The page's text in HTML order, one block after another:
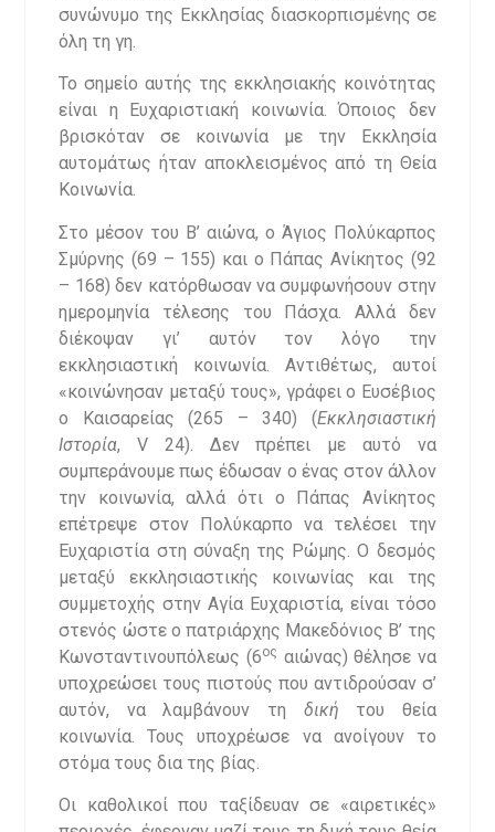
συνώνυμο της Εκκλησίας διασκορπισμένης σε
όλη τη γη.
Το σημείο αυτής της εκκλησιακής κοινότητας
είναι η Ευχαριστιακή κοινωνία. Όποιος δεν
βρισκόταν σε κοινωνία με την Εκκλησία
αυτομάτως ήταν αποκλεισμένος από τη Θεία
Κοινωνία.
Στο μέσον του Β’ αιώνα, ο Άγιος Πολύκαρπος
Σμύρνης (69 – 155) και ο Πάπας Ανίκητος (92
– 168) δεν κατόρθωσαν να συμφωνήσουν στην
ημερομηνία τέλεσης του Πάσχα. Αλλά δεν
διέκοψαν γι’ αυτόν τον λόγο την
εκκλησιαστική κοινωνία. Αντιθέτως, αυτοί
«κοινώνησαν μεταξύ τους», γράφει ο Ευσέβιος
ο Καισαρείας (265 – 340) (Εκκλησιαστική
Ιστορία, V 24). Δεν πρέπει με αυτό να
συμπεράνουμε πως έδωσαν ο ένας στον άλλον
την κοινωνία, αλλά ότι ο Πάπας Ανίκητος
επέτρεψε στον Πολύκαρπο να τελέσει την
Ευχαριστία στη σύναξη της Ρώμης. Ο δεσμός
μεταξύ εκκλησιαστικής κοινωνίας και της
συμμετοχής στην Αγία Ευχαριστία, είναι τόσο
στενός ώστε ο πατριάρχης Μακεδόνιος Β’ της
Κωνσταντινουπόλεως (6ος αιώνας) θέλησε να
υποχρεώσει τους πιστούς που αντιδρούσαν σ’
αυτόν, να λαμβάνουν τη δική του θεία
κοινωνία. Τους υποχρέωσε να ανοίγουν το
στόμα τους δια της βίας.
Οι καθολικοί που ταξίδευαν σε «αιρετικές»